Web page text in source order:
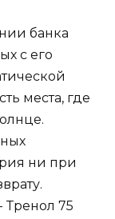
банка
с его
места, где
ни при
Тренол 75